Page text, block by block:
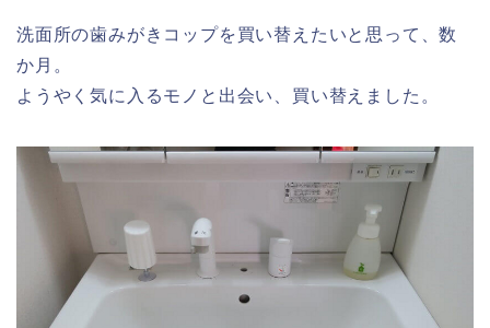
洗面所の歯みがきコップを買い替えたいと思って、数
か月。
ようやく気に入るモノと出会い、買い替えました。